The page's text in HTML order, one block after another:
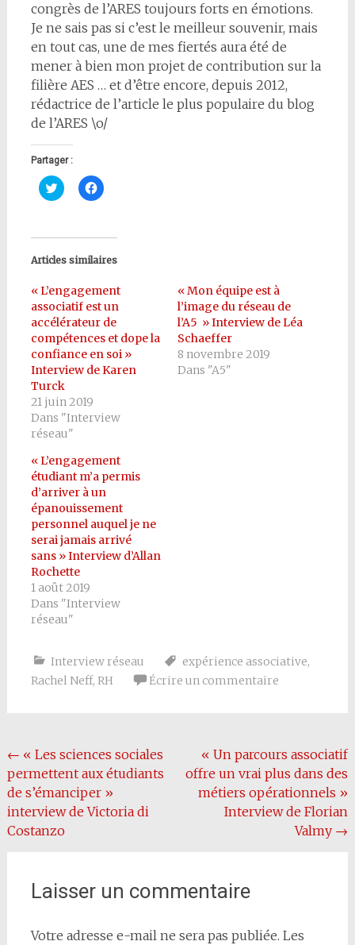
congrès de l’ARES toujours forts en émotions.
Je ne sais pas si c’est le meilleur souvenir, mais
en tout cas, une de mes fiertés aura été de
mener à bien mon projet de contribution sur la
filière AES … et d’être encore, depuis 2012,
rédactrice de l’article le plus populaire du blog
de l’ARES \o/
Partager :
Cliquez
pour
dans
nouvelle
fenêtre)
Cliquez
pour
dans
nouvelle
fenêtre)
Articles similaires
« L’engagement
associatif est un
accélérateur de
compétences et dope la
confiance en soi »
Interview de Karen
Turck
21 juin 2019
Dans "Interview
réseau"
« Mon équipe est à
l’image du réseau de
l’A5 » Interview de Léa
Schaeffer
8 novembre 2019
Dans "A5"
« L’engagement
étudiant m’a permis
d’arriver à un
épanouissement
personnel auquel je ne
serai jamais arrivé
sans » Interview d’Allan
Rochette
1 août 2019
Dans "Interview
réseau"
Interview réseau expérience associative,
Rachel Neff, RH Écrire un commentaire
Navigation
de
l'article
← « Les sciences sociales
permettent aux étudiants
de s’émanciper »
interview de Victoria di
Costanzo
« Un parcours associatif
offre un vrai plus dans des
métiers opérationnels »
Interview de Florian
Valmy →
Laisser un commentaire
Votre adresse e-mail ne sera pas publiée. Les